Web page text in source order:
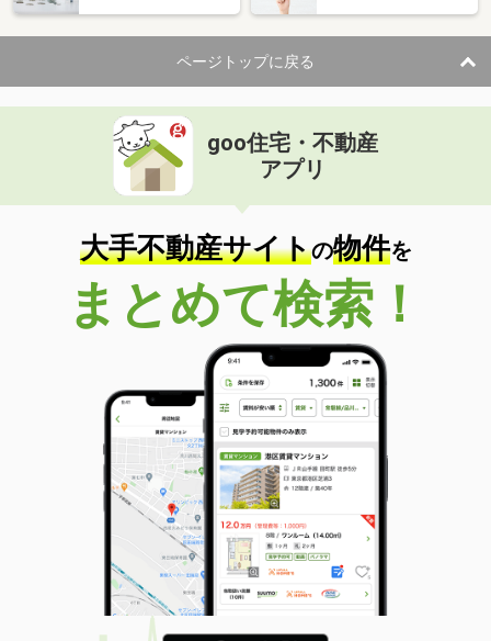
ページトップに戻る
goo住宅・不動産
アプリ
大手不動産サイトの物件を
まとめて検索！